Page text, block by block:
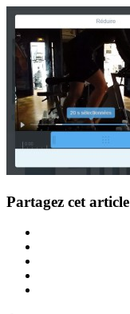
Partagez cet article